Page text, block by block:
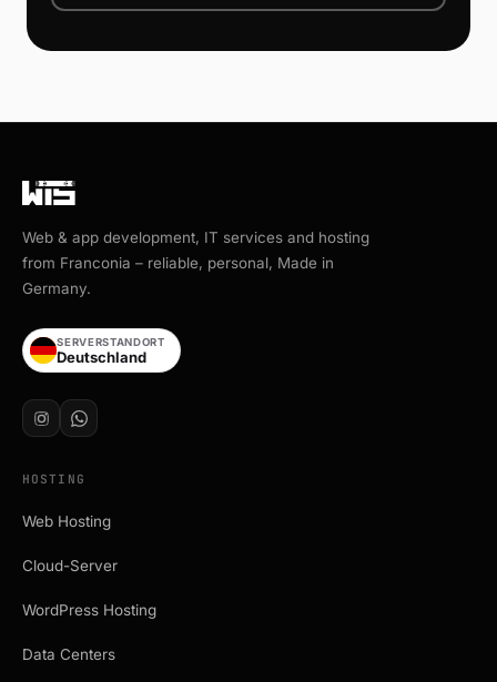
Web & app development, IT services and hosting
from Franconia – reliable, personal, Made in
Germany.
SERVERSTANDORT
Deutschland
HOSTING
Web Hosting
Cloud-Server
WordPress Hosting
Data Centers